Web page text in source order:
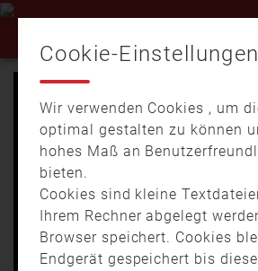
Cookie-Einstellungen
Wir verwenden Cookies , um
optimal gestalten zu können
hohes Maß an
bieten.
Cookies sind kleine
Ihrem Rechner abgelegt
Browser speichert. Cookies
Endgerät gespeichert bis